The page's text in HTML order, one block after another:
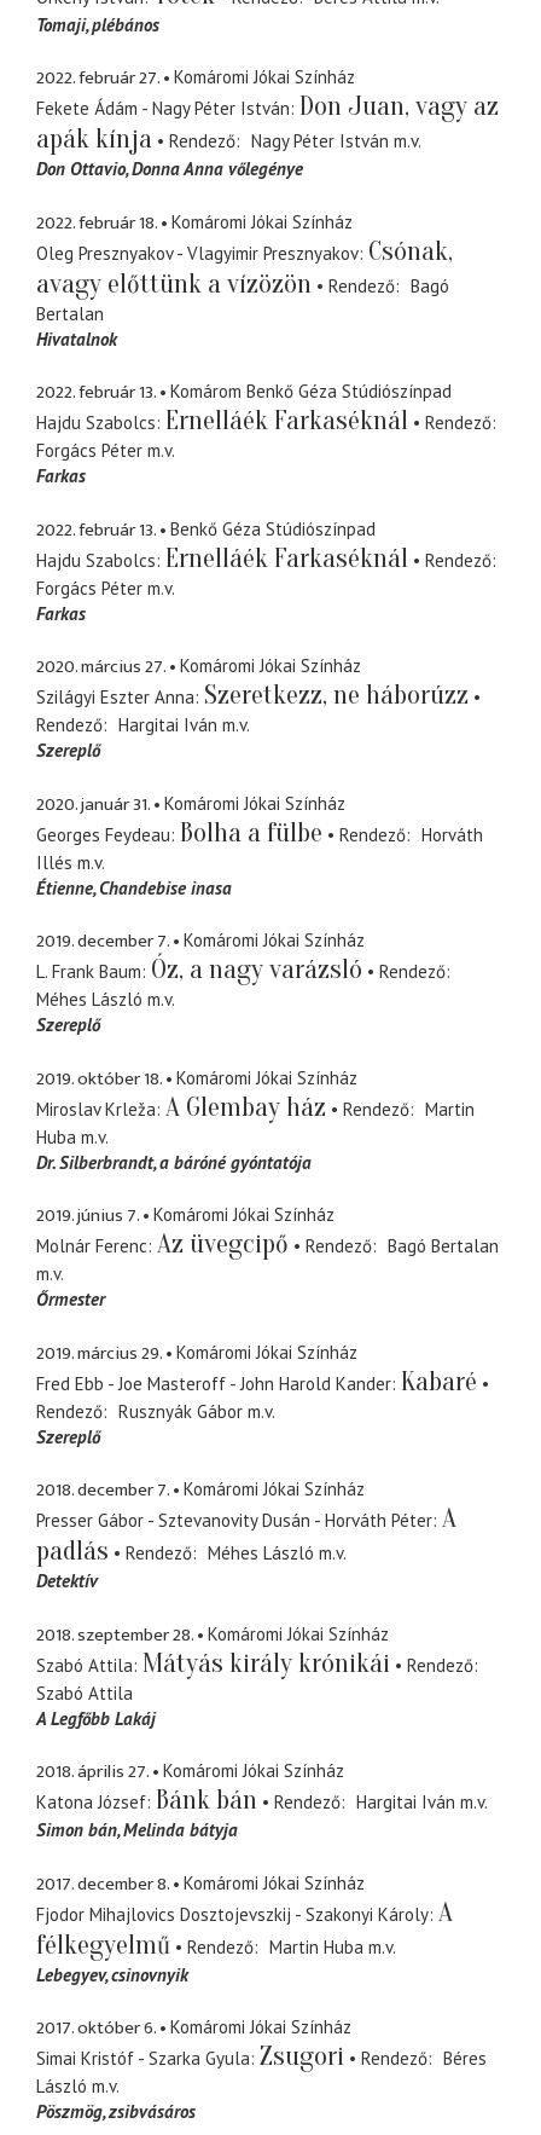
Tomaji plébános
2022. február 27.
Komáromi Jókai Színház
Fekete Ádám - Nagy Péter István Don Juan, vagy az
apák kínja
Rendező Nagy Péter István m.v.
Don Ottavio Donna Anna vőlegénye
2022. február 18.
Komáromi Jókai Színház
Oleg Presznyakov - Vlagyimir Presznyakov Csónak,
avagy előttünk a vízözön
Rendező
Bagó
Bertalan
Hivatalnok
2022. február 13.
Komárom Benkő Géza Stúdiószínpad
Hajdu Szabolcs Ernelláék Farkaséknál
Rendező
Forgács Péter m.v.
Farkas
2022. február 13.
Benkő Géza Stúdiószínpad
Hajdu Szabolcs Ernelláék Farkaséknál
Rendező
Forgács Péter m.v.
Farkas
2020. március 27.
Komáromi Jókai Színház
Szilágyi Eszter Anna Szeretkezz, ne háborúzz
Rendező Hargitai Iván m.v.
Szereplő
2020. január 31.
Komáromi Jókai Színház
Georges Feydeau Bolha a fülbe Rendező
Horváth
Illés m.v.
Étienne Chandebise inasa
2019. december 7.
Komáromi Jókai Színház
L. Frank Baum Óz, a nagy varázsló
Rendező
Méhes László m.v.
Szereplő
2019. október 18.
Komáromi Jókai Színház
Miroslav Krleža A Glembay ház Rendező
Martin
Huba m.v.
Dr. Silberbrandt a báróné gyóntatója
2019. június 7.
Komáromi Jókai Színház
Molnár Ferenc Az üvegcipő Rendező
Bagó Bertalan
m.v.
Őrmester
2019. március 29.
Komáromi Jókai Színház
Fred Ebb - Joe Masteroff - John Harold Kander Kabaré
Rendező Rusznyák Gábor m.v.
Szereplő
2018. december 7.
Komáromi Jókai Színház
Presser Gábor - Sztevanovity Dusán - Horváth Péter A
padlás
Rendező Méhes László m.v.
Detektív
2018. szeptember 28.
Komáromi Jókai Színház
Szabó Attila Mátyás király krónikái
Rendező
Szabó Attila
A Legfőbb Lakáj
2018. április 27.
Komáromi Jókai Színház
Katona József Bánk bán Rendező Hargitai Iván m.v.
Simon bán Melinda bátyja
2017. december 8.
Komáromi Jókai Színház
Fjodor Mihajlovics Dosztojevszkij - Szakonyi Károly A
félkegyelmű
Rendező Martin Huba m.v.
Lebegyev csinovnyik
2017. október 6.
Komáromi Jókai Színház
Simai Kristóf - Szarka Gyula Zsugori Rendező
Béres
László m.v.
Pöszmög zsibvásáros